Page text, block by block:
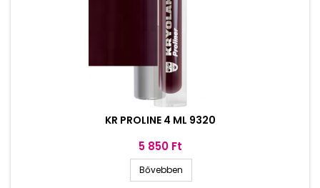
KR PROLINE 4 ML 9320
Ár
5 850 Ft
Bővebben